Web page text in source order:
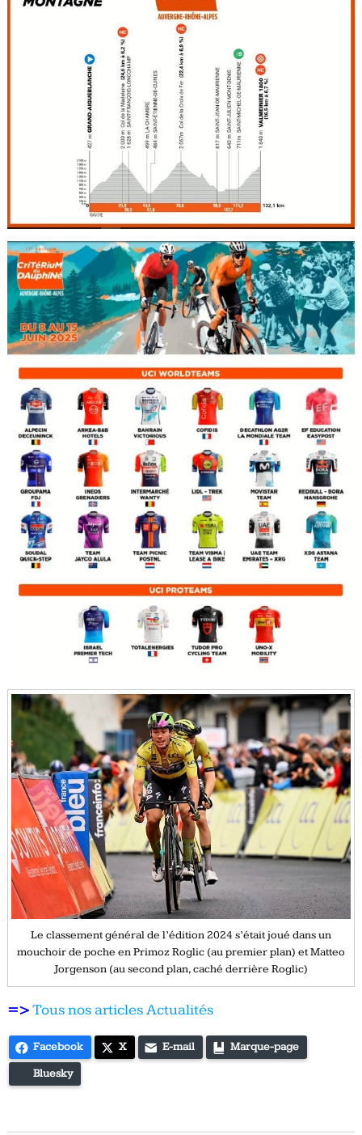
Le classement général de l’édition 2024 s’était joué dans un
mouchoir de poche en Primoz Roglic (au premier plan) et Matteo
Jorgenson (au second plan, caché derrière Roglic)
=>Tous nos articles Actualités
Facebook X E-mail Marque-page
Bluesky